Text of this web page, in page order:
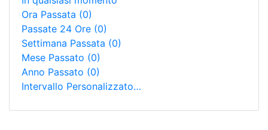
Ora Passata (0)
Passate 24 Ore (0)
Settimana Passata (0)
Mese Passato (0)
Anno Passato (0)
Intervallo Personalizzato…